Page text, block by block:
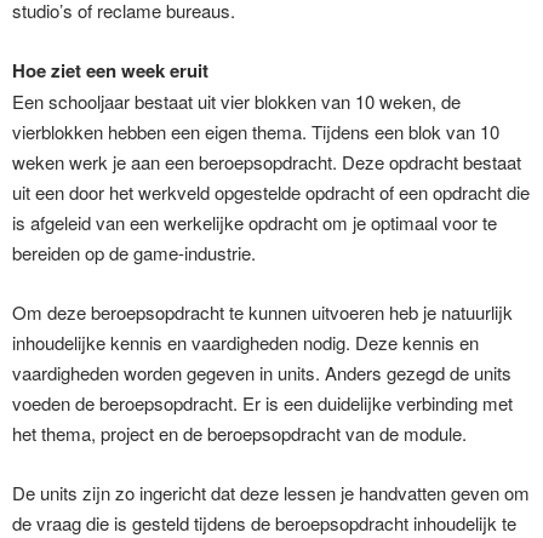
studio’s of reclame bureaus.
Hoe ziet een week eruit
Een schooljaar bestaat uit vier blokken van 10 weken, de
vierblokken hebben een eigen thema. Tijdens een blok van 10
weken werk je aan een beroepsopdracht. Deze opdracht bestaat
uit een door het werkveld opgestelde opdracht of een opdracht die
is afgeleid van een werkelijke opdracht om je optimaal voor te
bereiden op de game-industrie.
Om deze beroepsopdracht te kunnen uitvoeren heb je natuurlijk
inhoudelijke kennis en vaardigheden nodig. Deze kennis en
vaardigheden worden gegeven in units. Anders gezegd de units
voeden de beroepsopdracht. Er is een duidelijke verbinding met
het thema, project en de beroepsopdracht van de module.
De units zijn zo ingericht dat deze lessen je handvatten geven om
de vraag die is gesteld tijdens de beroepsopdracht inhoudelijk te